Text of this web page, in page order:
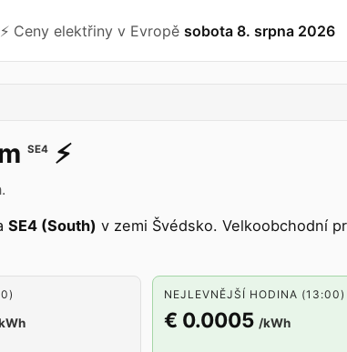
⚡️ Ceny elektřiny v Evropě sobota 8. srpna 2026
SE4 ⚡️
SE4 (South) v zemi Švédsko. Velkoobchodní
NEJLEVNĚJŠÍ HODINA (13:00)
€ 0.0005 /kWh